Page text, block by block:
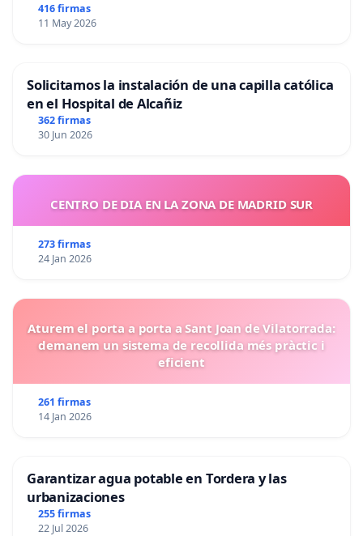
416 firmas
11 May 2026
Solicitamos la instalación de una capilla católica
en el Hospital de Alcañiz
362 firmas
30 Jun 2026
CENTRO DE DIA EN LA ZONA DE MADRID SUR
273 firmas
24 Jan 2026
Aturem el porta a porta a Sant Joan de Vilatorrada:
demanem un sistema de recollida més pràctic i
eficient
261 firmas
14 Jan 2026
Garantizar agua potable en Tordera y las
urbanizaciones
255 firmas
22 Jul 2026